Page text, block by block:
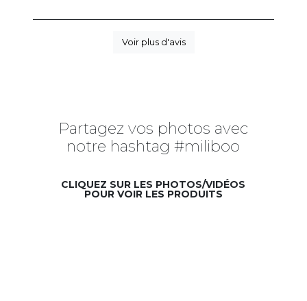
Voir plus d'avis
Partagez vos photos avec
notre hashtag #miliboo
CLIQUEZ SUR LES PHOTOS/VIDÉOS
POUR VOIR LES PRODUITS